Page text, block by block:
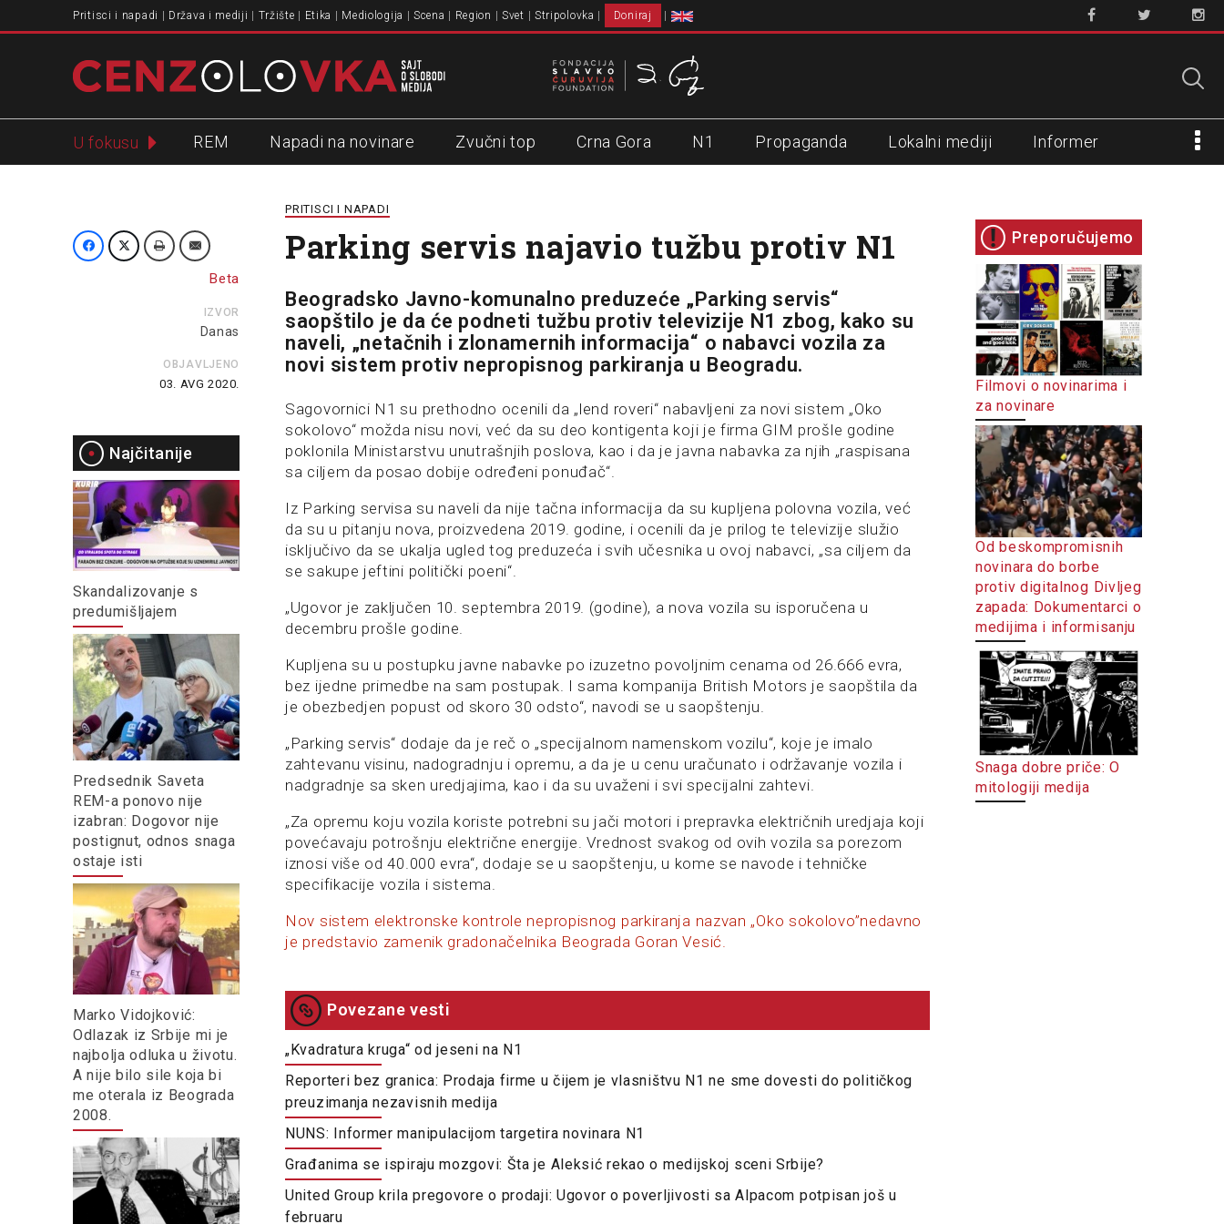
Pritisci i napadi Država i mediji Tržište Etika Mediologija Scena Region Svet Stripolovka Doniraj
U fokusu REM Napadi na novinare Zvučni top Crna Gora N1 Propaganda Lokalni mediji Informer
Beta
IZVOR
Danas
OBJAVLJENO
03. AVG 2020.
Najčitanije
Skandalizovanje s
predumišljajem
Predsednik Saveta
REM-a ponovo nije
izabran: Dogovor nije
postignut, odnos snaga
ostaje isti
Marko Vidojković:
Odlazak iz Srbije mi je
najbolja odluka u životu.
A nije bilo sile koja bi
me oterala iz Beograda
2008.
PRITISCI I NAPADI
Parking servis najavio tužbu protiv N1
Beogradsko Javno-komunalno preduzeće „Parking servis“
saopštilo je da će podneti tužbu protiv televizije N1 zbog, kako su
naveli, „netačnih i zlonamernih informacija“ o nabavci vozila za
novi sistem protiv nepropisnog parkiranja u Beogradu.
Sagovornici N1 su prethodno ocenili da „lend roveri“ nabavljeni za novi sistem „Oko
sokolovo“ možda nisu novi, već da su deo kontigenta koji je firma GIM prošle godine
poklonila Ministarstvu unutrašnjih poslova, kao i da je javna nabavka za njih „raspisana
sa ciljem da posao dobije određeni ponuđač“.
Iz Parking servisa su naveli da nije tačna informacija da su kupljena polovna vozila, već
da su u pitanju nova, proizvedena 2019. godine, i ocenili da je prilog te televizije služio
isključivo da se ukalja ugled tog preduzeća i svih učesnika u ovoj nabavci, „sa ciljem da
se sakupe jeftini politički poeni“.
„Ugovor je zaključen 10. septembra 2019. (godine), a nova vozila su isporučena u
decembru prošle godine.
Kupljena su u postupku javne nabavke po izuzetno povoljnim cenama od 26.666 evra,
bez ijedne primedbe na sam postupak. I sama kompanija British Motors je saopštila da
je obezbedjen popust od skoro 30 odsto“, navodi se u saopštenju.
„Parking servis“ dodaje da je reč o „specijalnom namenskom vozilu“, koje je imalo
zahtevanu visinu, nadogradnju i opremu, a da je u cenu uračunato i održavanje vozila i
nadgradnje sa sken uredjajima, kao i da su uvaženi i svi specijalni zahtevi.
„Za opremu koju vozila koriste potrebni su jači motori i prepravka električnih uredjaja koji
povećavaju potrošnju električne energije. Vrednost svakog od ovih vozila sa porezom
iznosi više od 40.000 evra“, dodaje se u saopštenju, u kome se navode i tehničke
specifikacije vozila i sistema.
Nov sistem elektronske kontrole nepropisnog parkiranja nazvan „Oko sokolovo”nedavno
je predstavio zamenik gradonačelnika Beograda Goran Vesić.
Povezane vesti
„Kvadratura kruga“ od jeseni na N1
Reporteri bez granica: Prodaja firme u čijem je vlasništvu N1 ne sme dovesti do političkog
preuzimanja nezavisnih medija
NUNS: Informer manipulacijom targetira novinara N1
Građanima se ispiraju mozgovi: Šta je Aleksić rekao o medijskoj sceni Srbije?
United Group krila pregovore o prodaji: Ugovor o poverljivosti sa Alpacom potpisan još u
februaru
Preporučujemo
Filmovi o novinarima i
za novinare
Od beskompromisnih
novinara do borbe
protiv digitalnog Divljeg
zapada: Dokumentarci o
medijima i informisanju
Snaga dobre priče: O
mitologiji medija